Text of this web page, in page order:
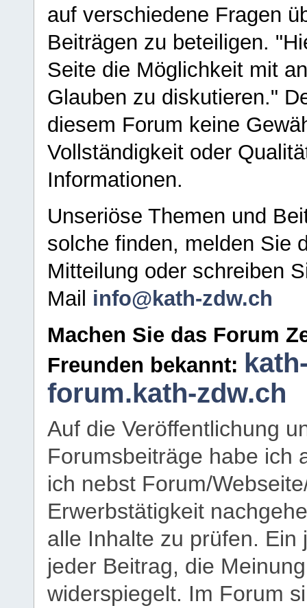
auf verschiedene Fragen
Beiträgen zu beteiligen.
Seite die Möglichkeit mit
Glauben zu diskutieren."
diesem Forum keine
Vollständigkeit oder
Informationen.
Unseriöse Themen und
solche finden, melden Sie
Mitteilung oder schreiben
Mail info@kath-zdw.ch
Machen Sie das Forum
Freunden bekannt:
forum.kath-zdw.ch
Auf die Veröffentlichung
Forumsbeiträge habe ich
ich nebst Forum/
Erwerbstätigkeit
alle Inhalte zu prüfen.
jeder Beitrag, die
widerspiegelt. Im Forum